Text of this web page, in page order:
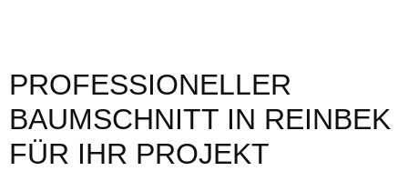
PROFESSIONELLER
BAUMSCHNITT IN REINBEK
FÜR IHR PROJEKT